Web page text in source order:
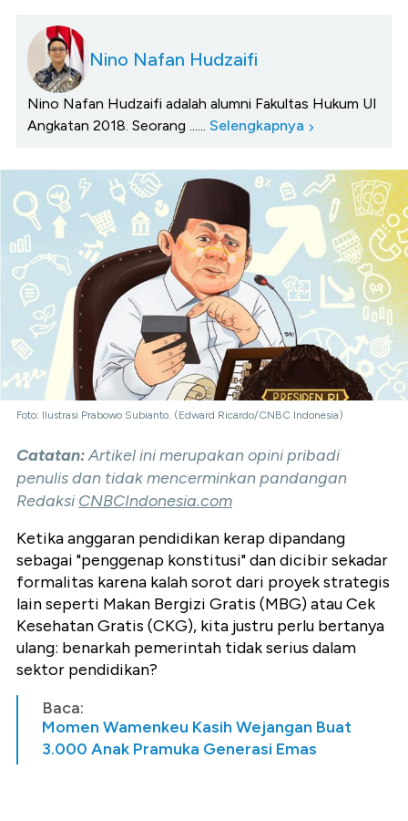
Nino Nafan Hudzaifi
Nino Nafan Hudzaifi adalah alumni Fakultas Hukum UI
Angkatan 2018. Seorang ...... Selengkapnya
Foto: Ilustrasi Prabowo Subianto. (Edward Ricardo/CNBC Indonesia)
Catatan:Artikel ini merupakan opini pribadi
penulis dan tidak mencerminkan pandangan
Redaksi CNBCIndonesia.com
Ketika anggaran pendidikan kerap dipandang
sebagai "penggenap konstitusi" dan dicibir sekadar
formalitas karena kalah sorot dari proyek strategis
lain seperti Makan Bergizi Gratis (MBG) atau Cek
Kesehatan Gratis (CKG), kita justru perlu bertanya
ulang: benarkah pemerintah tidak serius dalam
sektor pendidikan?
Baca:
Momen Wamenkeu Kasih Wejangan Buat
3.000 Anak Pramuka Generasi Emas